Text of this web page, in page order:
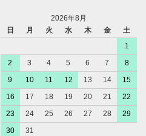
2026年8月
日
月 火 水 木 金
土
1
2
3 4 5 6 7
8
9
10 11 12 13 14
15
16
17 18 19 20 21
22
23
24 25 26 27 28
29
30
31